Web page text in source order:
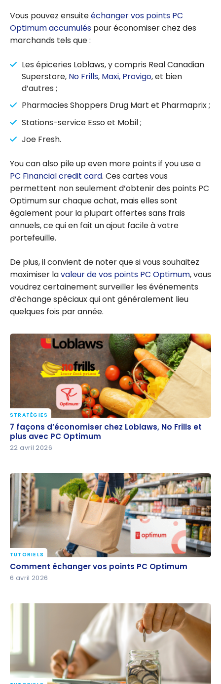
Vous pouvez ensuiteéchanger vos points PC
Optimum accumulés pour économiser chez des
marchands tels que :
Les épiceries Loblaws, y compris Real Canadian
Superstore, No Frills, Maxi, Provigo, et bien
d’autres ;
Pharmacies Shoppers Drug Mart et Pharmaprix ;
Stations-service Esso et Mobil ;
Joe Fresh.
You can also pile up even more points if you use a
PC Financial credit card. Ces cartes vous
permettent non seulement d’obtenir des points PC
Optimum sur chaque achat, mais elles sont
également pour la plupart offertes sans frais
annuels, ce qui en fait un ajout facile à votre
portefeuille.
De plus, il convient de noter que si vous souhaitez
maximiser lavaleur de vos points PC Optimum, vous
voudrez certainement surveiller les événements
d’échange spéciaux qui ont généralement lieu
quelques fois par année.
7 façons d’économiser chez Loblaws, No Frills et
plus avec PC Optimum
STRATÉGIES
7 façons d’économiser chez Loblaws, No Frills et
plus avec PC Optimum
22 avril 2026
Comment échanger vos points PC Optimum
TUTORIELS
Comment échanger vos points PC Optimum
6 avril 2026